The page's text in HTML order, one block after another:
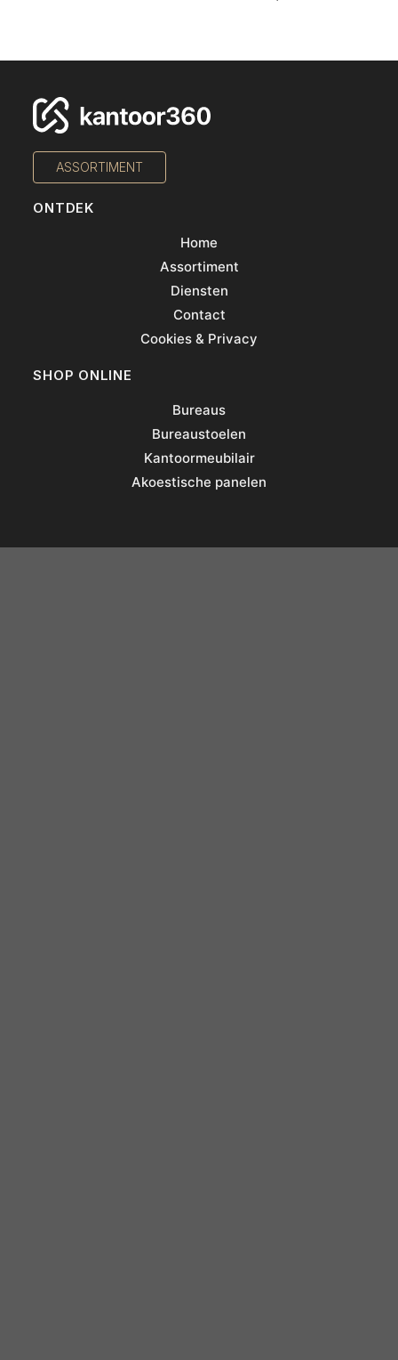
ASSORTIMENT
ONTDEK
Home
Assortiment
Diensten
Contact
Cookies & Privacy
SHOP ONLINE
Bureaus
Bureaustoelen
Kantoormeubilair
Akoestische panelen